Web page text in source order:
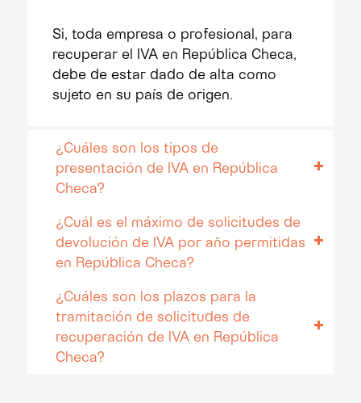
Si, toda empresa o profesional, para
recuperar el IVA en República Checa,
debe de estar dado de alta como
sujeto en su país de origen.
¿Cuáles son los tipos de
presentación de IVA en República
Checa?
¿Cuál es el máximo de solicitudes de
devolución de IVA por año permitidas
en República Checa?
¿Cuáles son los plazos para la
tramitación de solicitudes de
recuperación de IVA en República
Checa?